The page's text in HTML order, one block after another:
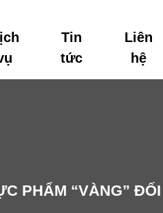
Tin
tức
Liên
hệ
PHẨM “VÀNG”